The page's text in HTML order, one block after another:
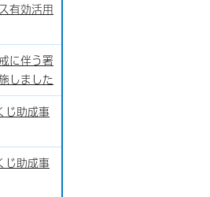
有効活用
に伴う署
しました
助成事
助成事